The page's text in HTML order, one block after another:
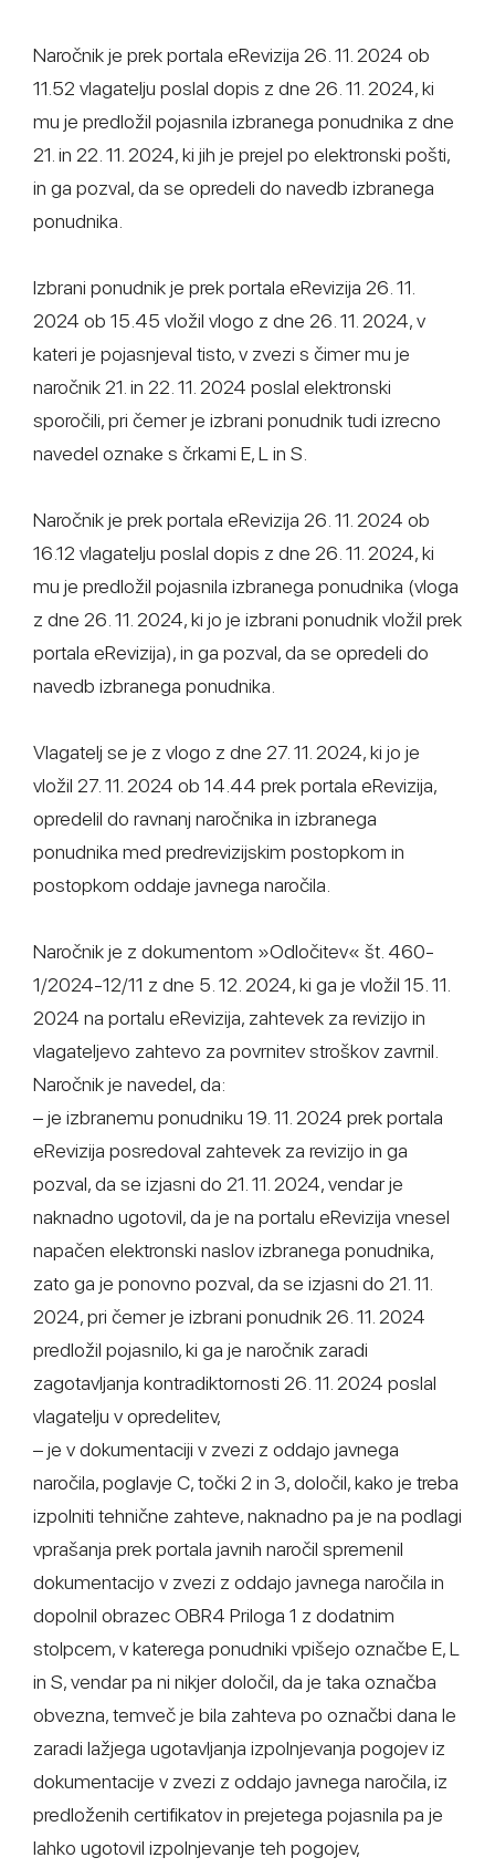
Naročnik je prek portala eRevizija 26. 11. 2024 ob
11.52 vlagatelju poslal dopis z dne 26. 11. 2024, ki
mu je predložil pojasnila izbranega ponudnika z dne
21. in 22. 11. 2024, ki jih je prejel po elektronski pošti,
in ga pozval, da se opredeli do navedb izbranega
ponudnika.
Izbrani ponudnik je prek portala eRevizija 26. 11.
2024 ob 15.45 vložil vlogo z dne 26. 11. 2024, v
kateri je pojasnjeval tisto, v zvezi s čimer mu je
naročnik 21. in 22. 11. 2024 poslal elektronski
sporočili, pri čemer je izbrani ponudnik tudi izrecno
navedel oznake s črkami E, L in S.
Naročnik je prek portala eRevizija 26. 11. 2024 ob
16.12 vlagatelju poslal dopis z dne 26. 11. 2024, ki
mu je predložil pojasnila izbranega ponudnika (vloga
z dne 26. 11. 2024, ki jo je izbrani ponudnik vložil prek
portala eRevizija), in ga pozval, da se opredeli do
navedb izbranega ponudnika.
Vlagatelj se je z vlogo z dne 27. 11. 2024, ki jo je
vložil 27. 11. 2024 ob 14.44 prek portala eRevizija,
opredelil do ravnanj naročnika in izbranega
ponudnika med predrevizijskim postopkom in
postopkom oddaje javnega naročila.
Naročnik je z dokumentom »Odločitev« št. 460-
1/2024-12/11 z dne 5. 12. 2024, ki ga je vložil 15. 11.
2024 na portalu eRevizija, zahtevek za revizijo in
vlagateljevo zahtevo za povrnitev stroškov zavrnil.
Naročnik je navedel, da:
– je izbranemu ponudniku 19. 11. 2024 prek portala
eRevizija posredoval zahtevek za revizijo in ga
pozval, da se izjasni do 21. 11. 2024, vendar je
naknadno ugotovil, da je na portalu eRevizija vnesel
napačen elektronski naslov izbranega ponudnika,
zato ga je ponovno pozval, da se izjasni do 21. 11.
2024, pri čemer je izbrani ponudnik 26. 11. 2024
predložil pojasnilo, ki ga je naročnik zaradi
zagotavljanja kontradiktornosti 26. 11. 2024 poslal
vlagatelju v opredelitev,
– je v dokumentaciji v zvezi z oddajo javnega
naročila, poglavje C, točki 2 in 3, določil, kako je treba
izpolniti tehnične zahteve, naknadno pa je na podlagi
vprašanja prek portala javnih naročil spremenil
dokumentacijo v zvezi z oddajo javnega naročila in
dopolnil obrazec OBR4 Priloga 1 z dodatnim
stolpcem, v katerega ponudniki vpišejo označbe E, L
in S, vendar pa ni nikjer določil, da je taka označba
obvezna, temveč je bila zahteva po označbi dana le
zaradi lažjega ugotavljanja izpolnjevanja pogojev iz
dokumentacije v zvezi z oddajo javnega naročila, iz
predloženih certifikatov in prejetega pojasnila pa je
lahko ugotovil izpolnjevanje teh pogojev,